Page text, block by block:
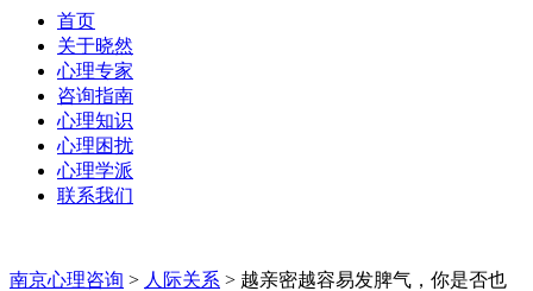
首页
关于晓然
心理专家
咨询指南
心理知识
心理困扰
心理学派
联系我们
南京心理咨询 > 人际关系 > 越亲密越容易发脾气，你是否也